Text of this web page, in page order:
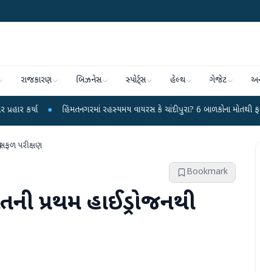
રાજકારણ બિઝનેસ સ્પોર્ટ્સ હેલ્થ ગેજેટ
હિંમતનગરમાં રહસ્યમય વાયરસ કે ચાંદીપુરા? 6 બાળકોના મોતથી ફફડાટ ●
સફળ પરીક્ષણ
Bookmark
પ્રથમ હાઈડ્રોજનથી